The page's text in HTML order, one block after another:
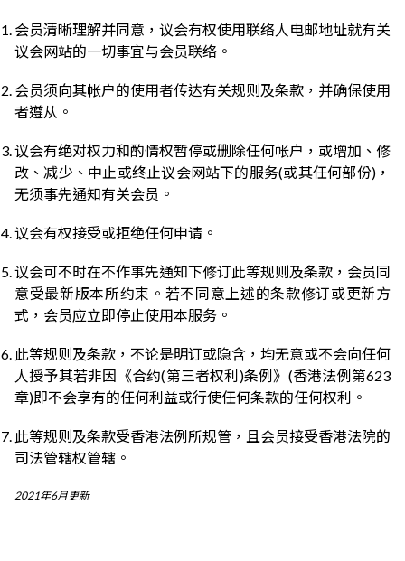
会员清晰理解并同意，议会有权使用联络人电邮地址就有关
议会网站的一切事宜与会员联络。
会员须向其帐户的使用者传达有关规则及条款，并确保使用
者遵从。
议会有绝对权力和酌情权暂停或删除任何帐户，或增加、修
改、减少、中止或终止议会网站下的服务(或其任何部份)，
无须事先通知有关会员。
议会有权接受或拒绝任何申请。
议会可不时在不作事先通知下修订此等规则及条款，会员同
意受最新版本所约束。若不同意上述的条款修订或更新方
式，会员应立即停止使用本服务。
此等规则及条款，不论是明订或隐含，均无意或不会向任何
人授予其若非因《合约(第三者权利)条例》(香港法例第623
章)即不会享有的任何利益或行使任何条款的任何权利。
此等规则及条款受香港法例所规管，且会员接受香港法院的
司法管辖权管辖。
2021年6月更新